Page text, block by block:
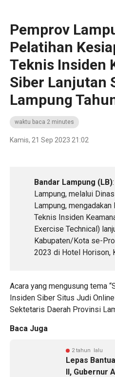
Pemprov
Pelatihan
Teknis Insiden
Siber Lanjutan
Lampung
waktu baca 2 minutes
Kamis, 21 Sep 2023 21:02
Bandar Lampung (LB)
Lampung, melalui
Lampung,
Teknis Insiden
Exercise Technical)
Kabupaten/Kota se-
2023 di Hotel Horison,
Acara yang mengusung tema
Insiden Siber Situs Judi
Sektetaris Daerah Provinsi
Baca Juga
2 tahun lalu
Lepas
II, Gubernur